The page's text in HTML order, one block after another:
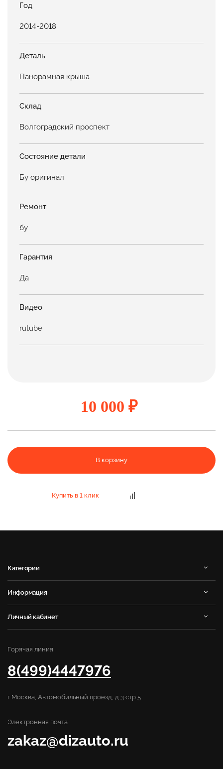
Год
2014-2018
Деталь
Панорамная крыша
Склад
Волгоградский проспект
Состояние детали
Бу оригинал
Ремонт
бу
Гарантия
Да
Видео
rutube
10 000 ₽
В корзину
Купить в 1 клик
Категории
Информация
Личный кабинет
Горячая линия
8(499)4447976
г Москва, Автомобильный проезд, д 3 стр 5
Электронная почта
zakaz@dizauto.ru